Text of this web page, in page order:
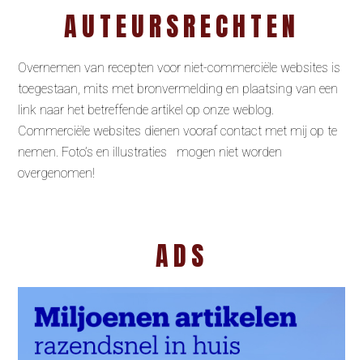
AUTEURSRECHTEN
Overnemen van recepten voor niet-commerciële websites is
toegestaan, mits met bronvermelding en plaatsing van een
link naar het betreffende artikel op onze weblog.
Commerciële websites dienen vooraf contact met mij op te
nemen. Foto’s en illustraties mogen niet worden
overgenomen!
ADS